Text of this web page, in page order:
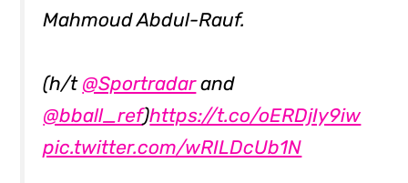
Mahmoud Abdul-Rauf.
(h/t @Sportradarand
@bball_ref)https://t.co/oERDjIy9iw
pic.twitter.com/wRILDcUb1N